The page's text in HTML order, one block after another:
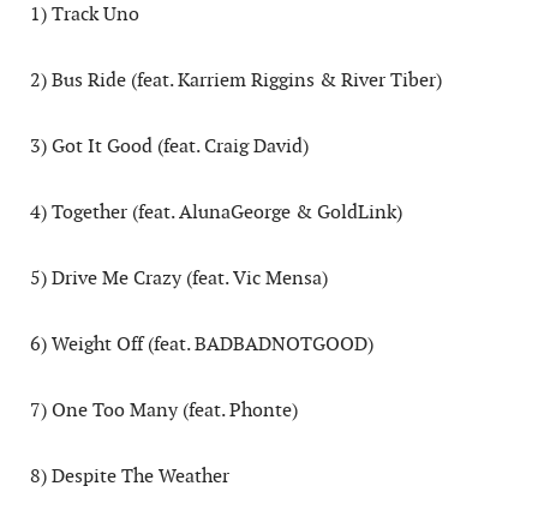
1) Track Uno
2) Bus Ride (feat. Karriem Riggins & River Tiber)
3) Got It Good (feat. Craig David)
4) Together (feat. AlunaGeorge & GoldLink)
5) Drive Me Crazy (feat. Vic Mensa)
6) Weight Off (feat. BADBADNOTGOOD)
7) One Too Many (feat. Phonte)
8) Despite The Weather